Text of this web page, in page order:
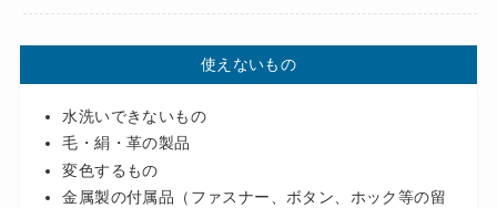
使えないもの
水洗いできないもの
毛・絹・革の製品
変色するもの
金属製の付属品（ファスナー、ボタン、ホック等の留